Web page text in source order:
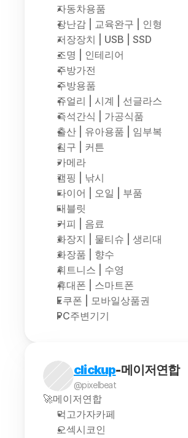
자동차용품
장난감 | 교육완구 | 인형
저장장치 | USB | SSD
조명 | 인테리어
주방가전
주방용품
쥬얼리 | 시계 | 선글라스
즉석간식 | 가공식품
출산 | 유아용품 | 임부복
침구 | 커튼
카메라
캠핑 | 낚시
타이어 | 오일 | 부품
태블릿
커피 | 음료
화장지 | 물티슈 | 생리대
화장품 | 향수
휘트니스 | 수영
휴대폰 | 스마트폰
E쿠폰 | 모바일상품권
PC주변기기
clickup-메이저연합
@pixelbeat
🚀메이저연합
먹고가자카페
오섹시코인